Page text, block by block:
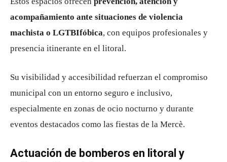
acompañamiento ante situaciones de violencia
machista o LGTBIfóbica, con equipos profesionales y
presencia itinerante en el litoral.
Su visibilidad y accesibilidad refuerzan el compromiso
municipal con un entorno seguro e inclusivo,
especialmente en zonas de ocio nocturno y durante
eventos destacados como las fiestas de la Mercè.
Actuación de bomberos en litoral y